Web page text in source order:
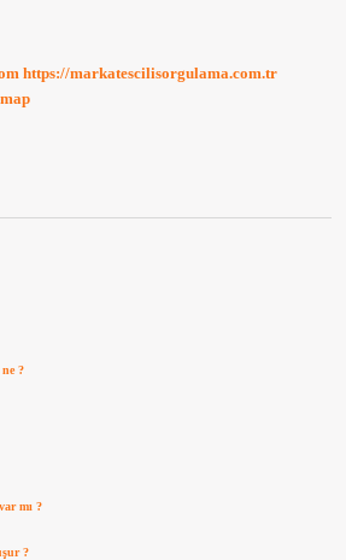
https://markatescilisorgulama.com.tr
?
mı ?
?